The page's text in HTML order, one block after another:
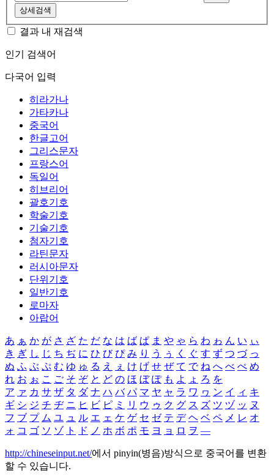
상세검색
결과 내 재검색
인기 검색어
다국어 입력
히라가나
가타카나
중국어
한글고어
그리스문자
프랑스어
독일어
히브리어
괄호기호
학술기호
기술기호
첨자기호
라틴문자
러시아문자
단위기호
일반기호
로마자
아랍어
あ ぁ か が さ ざ た だ な は ば ぱ ま や ゃ ら わ ゎ ん い ぃ
き ぎ し じ ち ぢ に ひ び ぴ み り う ぅ く ぐ す ず つ づ っ
ぬ ふ ぶ ぷ む ゆ ゅ る え ぇ け げ せ ぜ て で ね へ べ ぺ め
れ お ぉ こ ご そ ぞ と ど の ほ ぼ ぽ も よ ょ ろ を
ア ァ カ サ ザ タ ダ ナ ハ バ パ マ ヤ ャ ラ ワ ヮ ン イ ィ キ
ギ シ ジ チ ヂ ニ ヒ ビ ピ ミ リ ウ ゥ ク グ ス ズ ツ ヅ ッ ヌ
フ ブ プ ム ユ ュ ル エ ェ ケ ゲ セ ゼ テ デ ヘ ベ ペ メ レ オ
ォ コ ゴ ソ ゾ ト ド ノ ホ ボ ポ モ ヨ ョ ロ ヲ ―
http://chineseinput.net/에서 pinyin(병음)방식으로 중국어를 변환
할 수 있습니다.